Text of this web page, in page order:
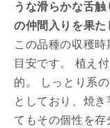
うな滑らかな舌
の仲間入りを果た
この品種の収穫
目安です。 植え
的。 しっとり系
としており、焼
てもその個性を存